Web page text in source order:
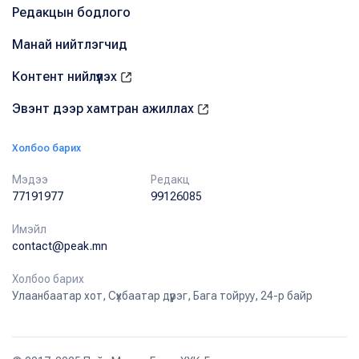
Редакцын бодлого
Манай нийтлэгчид
Контент нийлүүлэх
Эвэнт дээр хамтран ажиллах
Холбоо барих
Мэдээ
77191977
Редакц
99126085
Имэйл
contact@peak.mn
Холбоо барих
Улаанбаатар хот, Сүхбаатар дүүрэг, Бага тойруу, 24-р байр